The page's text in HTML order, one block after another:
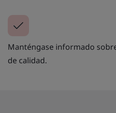
Manténgase informado
de calidad.